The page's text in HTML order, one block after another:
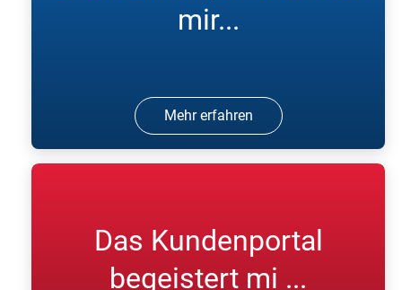
mir...
Mehr erfahren
Das Kundenportal
begeistert mi ...